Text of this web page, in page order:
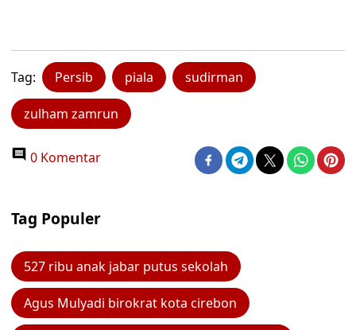
Tag: Persib piala sudirman
zulham zamrun
0 Komentar
Tag Populer
527 ribu anak jabar putus sekolah
Agus Mulyadi birokrat kota cirebon